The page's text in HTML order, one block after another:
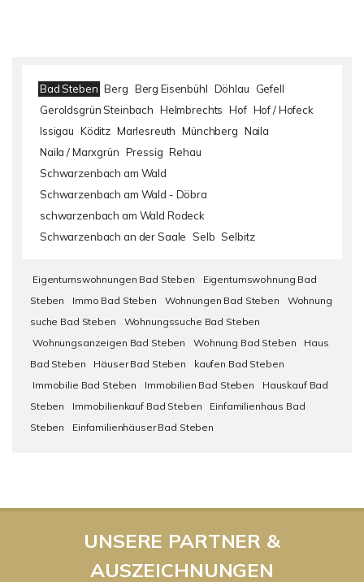
Bad Steben Berg Berg Eisenbühl Döhlau
Gefell
Geroldsgrün Steinbach Helmbrechts Hof Hof / Hofeck
Issigau Köditz Marlesreuth Münchberg Naila
Naila / Marxgrün Pressig Rehau
Schwarzenbach am Wald
Schwarzenbach am Wald - Döbra
schwarzenbach am Wald Rodeck
Schwarzenbach an der Saale Selb Selbitz
Eigentumswohnungen Bad Steben
Eigentumswohnung Bad
Steben
Immo Bad Steben Wohnungen Bad Steben
Wohnung
suche Bad Steben
Wohnungssuche Bad Steben
Wohnungsanzeigen Bad Steben
Wohnung Bad Steben
Haus
Bad Steben
Häuser Bad Steben
kaufen Bad Steben
Immobilie Bad Steben
Immobilien Bad Steben
Hauskauf Bad
Steben
Immobilienkauf Bad Steben
Einfamilienhaus Bad
Steben
Einfamilienhäuser Bad Steben
UNSERE PARTNER &
AUSZEICHNUNGEN